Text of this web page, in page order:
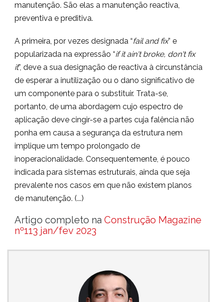
manutenção. São elas a manutenção reactiva,
preventiva e preditiva.
A primeira, por vezes designada “fail and fix” e
popularizada na expressão “if it ain't broke, don't fix
it”, deve a sua designação de reactiva à circunstância
de esperar a inutilização ou o dano significativo de
um componente para o substituir. Trata-se,
portanto, de uma abordagem cujo espectro de
aplicação deve cingir-se a partes cuja falência não
ponha em causa a segurança da estrutura nem
implique um tempo prolongado de
inoperacionalidade. Consequentemente, é pouco
indicada para sistemas estruturais, ainda que seja
prevalente nos casos em que não existem planos
de manutenção. (...)
Artigo completo na Construção Magazine
nº113 jan/fev 2023